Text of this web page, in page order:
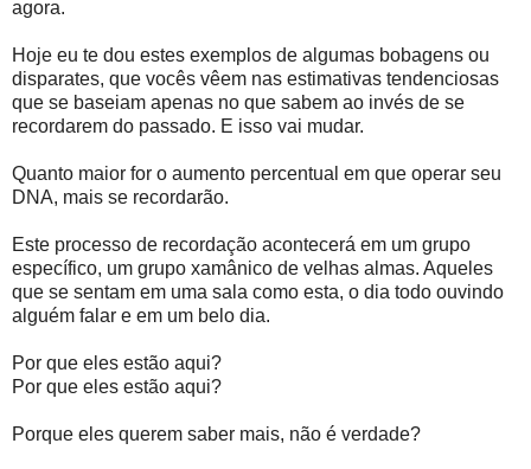
agora.
Hoje eu te dou estes exemplos de algumas bobagens ou
disparates, que vocês vêem nas estimativas tendenciosas
que se baseiam apenas no que sabem ao invés de se
recordarem do passado. E isso vai mudar.
Quanto maior for o aumento percentual em que operar seu
DNA, mais se recordarão.
Este processo de recordação acontecerá em um grupo
específico, um grupo xamânico de velhas almas. Aqueles
que se sentam em uma sala como esta, o dia todo ouvindo
alguém falar e em um belo dia.
Por que eles estão aqui?
Por que eles estão aqui?
Porque eles querem saber mais, não é verdade?